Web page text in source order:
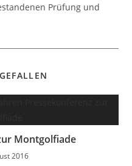
Prüfung und
Montgolfiade
2016